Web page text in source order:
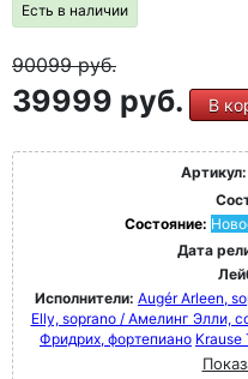
Есть в наличии
90099руб.
39999 руб. В
Артикул:
Состояние:
Дата
Исполнители: Augér Arleen,
Elly, soprano / Амелинг Элли,
Фридрих, фортепиано Krause